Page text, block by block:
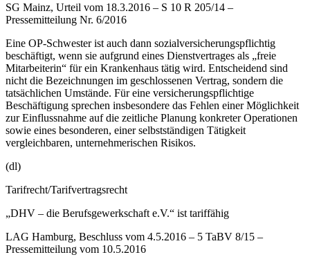
SG Mainz, Urteil vom 18.3.2016 – S 10 R 205/14 –
Pressemitteilung Nr. 6/2016
Eine OP-Schwester ist auch dann sozialversicherungspflichtig
beschäftigt, wenn sie aufgrund eines Dienstvertrages als „freie
Mitarbeiterin“ für ein Krankenhaus tätig wird. Entscheidend sind
nicht die Bezeichnungen im geschlossenen Vertrag, sondern die
tatsächlichen Umstände. Für eine versicherungspflichtige
Beschäftigung sprechen insbesondere das Fehlen einer Möglichkeit
zur Einflussnahme auf die zeitliche Planung konkreter Operationen
sowie eines besonderen, einer selbstständigen Tätigkeit
vergleichbaren, unternehmerischen Risikos.
(dl)
Tarifrecht/Tarifvertragsrecht
„DHV – die Berufsgewerkschaft e.V.“ ist tariffähig
LAG Hamburg, Beschluss vom 4.5.2016 – 5 TaBV 8/15 –
Pressemitteilung vom 10.5.2016